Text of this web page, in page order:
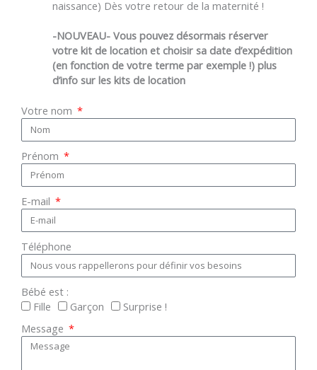
naissance) Dès votre retour de la maternité !
-NOUVEAU- Vous pouvez désormais réserver
votre kit de location et choisir sa date d’expédition
(en fonction de votre terme par exemple !) plus
d’info sur les kits de location
Votre nom
Prénom
E-mail
Téléphone
Bébé est :
Fille
Garçon
Surprise !
Message